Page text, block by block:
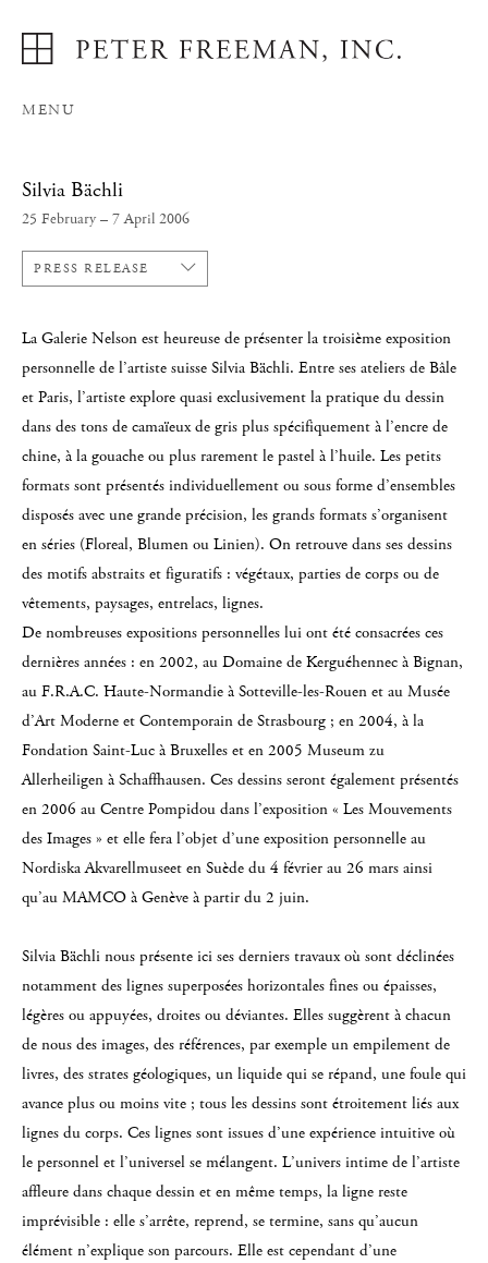
MENU
Silvia Bächli
25 February – 7 April 2006
PRESS RELEASE
La Galerie Nelson est heureuse de présenter la troisième exposition
personnelle de l’artiste suisse Silvia Bächli. Entre ses ateliers de Bâle
et Paris, l’artiste explore quasi exclusivement la pratique du dessin
dans des tons de camaïeux de gris plus spécifiquement à l’encre de
chine, à la gouache ou plus rarement le pastel à l’huile. Les petits
formats sont présentés individuellement ou sous forme d’ensembles
disposés avec une grande précision, les grands formats s’organisent
en séries (Floreal, Blumen ou Linien). On retrouve dans ses dessins
des motifs abstraits et figuratifs : végétaux, parties de corps ou de
vêtements, paysages, entrelacs, lignes.
De nombreuses expositions personnelles lui ont été consacrées ces
dernières années : en 2002, au Domaine de Kerguéhennec à Bignan,
au F.R.A.C. Haute-Normandie à Sotteville-les-Rouen et au Musée
d’Art Moderne et Contemporain de Strasbourg ; en 2004, à la
Fondation Saint-Luc à Bruxelles et en 2005 Museum zu
Allerheiligen à Schaffhausen. Ces dessins seront également présentés
en 2006 au Centre Pompidou dans l’exposition « Les Mouvements
des Images » et elle fera l’objet d’une exposition personnelle au
Nordiska Akvarellmuseet en Suède du 4 février au 26 mars ainsi
qu’au MAMCO à Genève à partir du 2 juin.
Silvia Bächli nous présente ici ses derniers travaux où sont déclinées
notamment des lignes superposées horizontales fines ou épaisses,
légères ou appuyées, droites ou déviantes. Elles suggèrent à chacun
de nous des images, des références, par exemple un empilement de
livres, des strates géologiques, un liquide qui se répand, une foule qui
avance plus ou moins vite ; tous les dessins sont étroitement liés aux
lignes du corps. Ces lignes sont issues d’une expérience intuitive où
le personnel et l’universel se mélangent. L’univers intime de l’artiste
affleure dans chaque dessin et en même temps, la ligne reste
imprévisible : elle s’arrête, reprend, se termine, sans qu’aucun
élément n’explique son parcours. Elle est cependant d’une